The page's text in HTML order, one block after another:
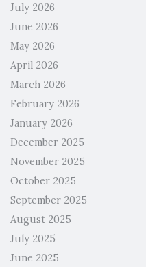
July 2026
June 2026
May 2026
April 2026
March 2026
February 2026
January 2026
December 2025
November 2025
October 2025
September 2025
August 2025
July 2025
June 2025